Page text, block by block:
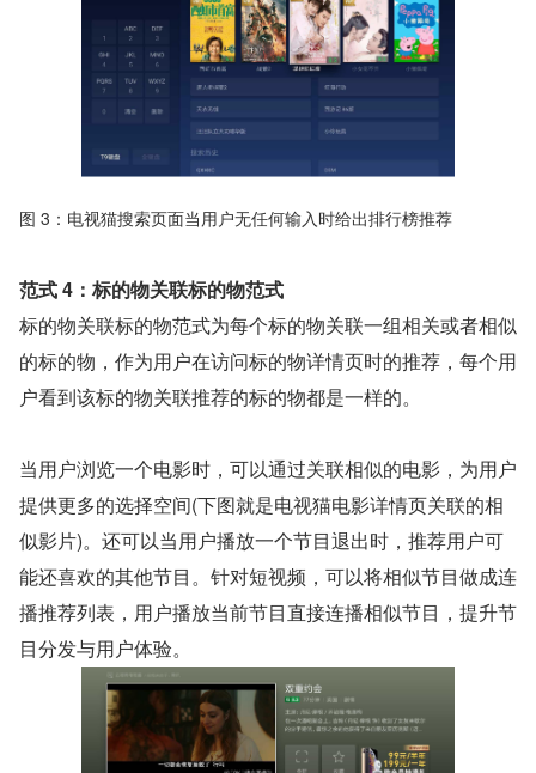
图 3：电视猫搜索页面当用户无任何输入时给出排行榜推荐
范式 4：标的物关联标的物范式
标的物关联标的物范式为每个标的物关联一组相关或者相似
的标的物，作为用户在访问标的物详情页时的推荐，每个用
户看到该标的物关联推荐的标的物都是一样的。
当用户浏览一个电影时，可以通过关联相似的电影，为用户
提供更多的选择空间(下图就是电视猫电影详情页关联的相
似影片)。还可以当用户播放一个节目退出时，推荐用户可
能还喜欢的其他节目。针对短视频，可以将相似节目做成连
播推荐列表，用户播放当前节目直接连播相似节目，提升节
目分发与用户体验。